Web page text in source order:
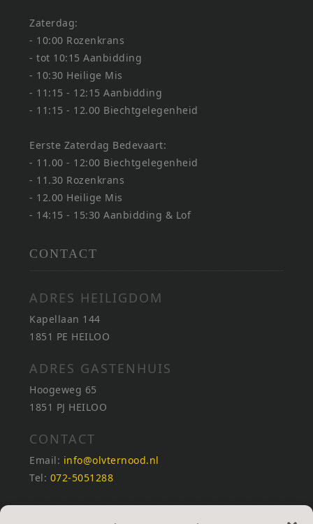
Zaterdag:
- 10:00 Rozenkrans
- tot 10:15 Aanbidding
- 10:30 Heilige Mis
- 11:15 - 12:15 Aanbidding
- 11:15 - 12.00 Biechtgelegenheid
Eerste Zaterdag Bedevaart:
- 11.00 - 12:00 Biechtgelegenheid
- 11.30 Rozenkrans
- 12.00 Heilige Mis
- 14:15 - 15:30 Aanbidding & Lof
CONTACT
ADRES HEILIGDOM
Kapellaan 144
1851 PE HEILOO
ADRES GASTENHUIS
Hoogeweg 65
1851 PJ HEILOO
CONTACT
Email: info@olvternood.nl
Tel: 072-5051288
REKENINGNUMMERS